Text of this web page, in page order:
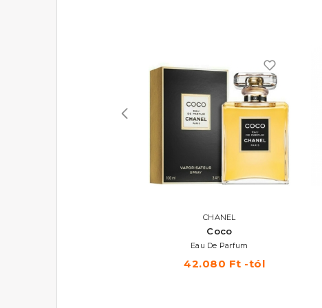
CHANEL
Coco
Eau De Parfum
42.080 Ft -tól